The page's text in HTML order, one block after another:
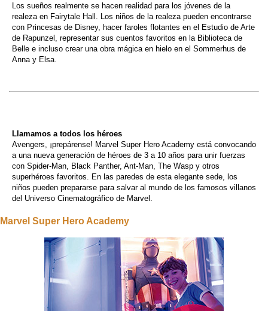
Los sueños realmente se hacen realidad para los jóvenes de la
realeza en Fairytale Hall. Los niños de la realeza pueden encontrarse
con Princesas de Disney, hacer faroles flotantes en el Estudio de Arte
de Rapunzel, representar sus cuentos favoritos en la Biblioteca de
Belle e incluso crear una obra mágica en hielo en el Sommerhus de
Anna y Elsa.
Llamamos a todos los héroes
Avengers, ¡prepárense! Marvel Super Hero Academy está convocando
a una nueva generación de héroes de 3 a 10 años para unir fuerzas
con Spider-Man, Black Panther, Ant-Man, The Wasp y otros
superhéroes favoritos. En las paredes de esta elegante sede, los
niños pueden prepararse para salvar al mundo de los famosos villanos
del Universo Cinematográfico de Marvel.
Marvel Super Hero Academy